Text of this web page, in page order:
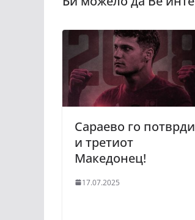
Сараево го потврди
и третиот
Македонец!
17.07.2025